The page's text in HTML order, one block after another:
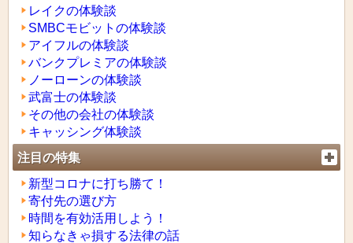
レイクの体験談
SMBCモビットの体験談
アイフルの体験談
バンクプレミアの体験談
ノーローンの体験談
武富士の体験談
その他の会社の体験談
キャッシング体験談
注目の特集
新型コロナに打ち勝て！
寄付先の選び方
時間を有効活用しよう！
知らなきゃ損する法律の話